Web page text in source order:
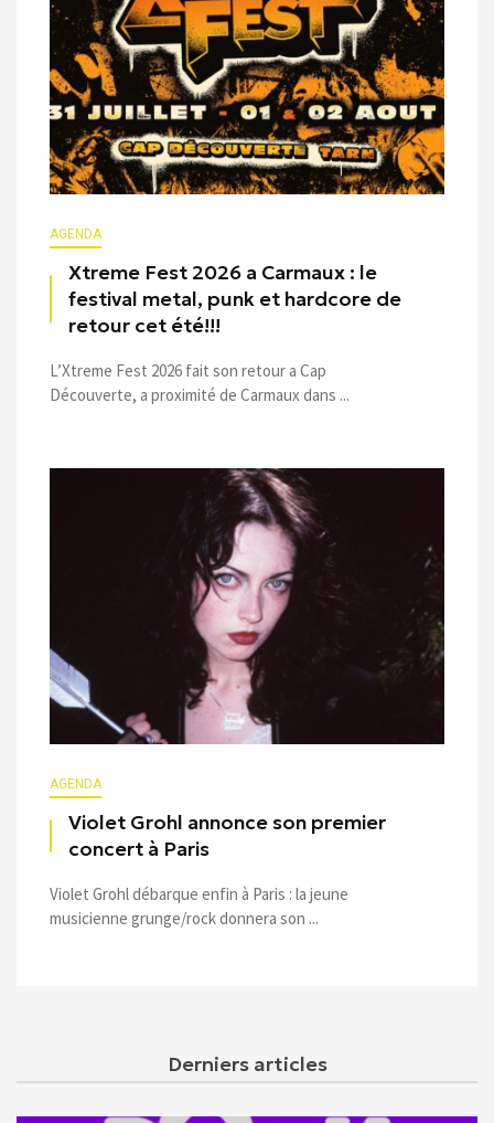
AGENDA
Xtreme Fest 2026 a Carmaux : le
festival metal, punk et hardcore de
retour cet été!!!
L’Xtreme Fest 2026 fait son retour a Cap
Découverte, a proximité de Carmaux dans ...
AGENDA
Violet Grohl annonce son premier
concert à Paris
Violet Grohl débarque enfin à Paris : la jeune
musicienne grunge/rock donnera son ...
Derniers articles